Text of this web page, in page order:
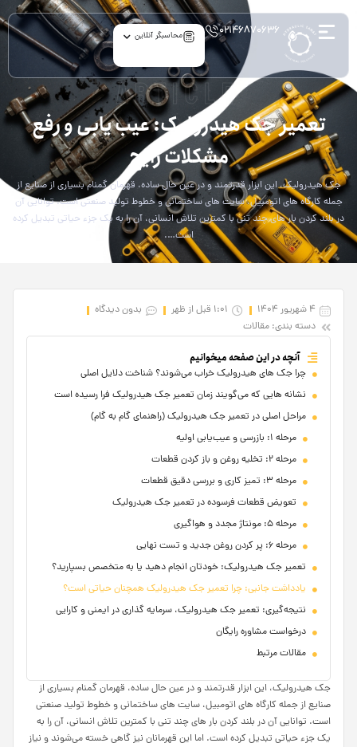
۰۲۱۴۶۸۷۰۶۳۶ محاسبگر آنلاین
article
تعمیر جک هیدرولیک: عیب‌ یابی و رفع
مشکلات رایج
جک هیدرولیک، این ابزار قدرتمند و در عین حال ساده، قهرمان گمنام بسیاری از صنایع از
جمله کارگاه‌ های اتومبیل، سایت‌ های ساختمانی و خطوط تولید صنعتی است. توانایی آن
در بلند کردن بار های چند تنی با کمترین تلاش انسانی، آن را به یک جزء حیاتی تبدیل کرده
است….
4 شهریور 1404 1:01 قبل از ظهر
بدون دیدگاه
دسته بندی: مقالات
آنچه در این صفحه میخوانیم
چرا جک‌ های هیدرولیک خراب می‌شوند؟ شناخت دلایل اصلی
نشانه‌ هایی که می‌گویند زمان تعمیر جک هیدرولیک فرا رسیده است
مراحل اصلی در تعمیر جک هیدرولیک (راهنمای گام به گام)
مرحله ۱: بازرسی و عیب‌یابی اولیه
مرحله ۲: تخلیه روغن و باز کردن قطعات
مرحله ۳: تمیز کاری و بررسی دقیق قطعات
تعویض قطعات فرسوده در تعمیر جک هیدرولیک
مرحله ۵: مونتاژ مجدد و هواگیری
مرحله ۶: پر کردن روغن جدید و تست نهایی
تعمیر جک هیدرولیک: خودتان انجام دهید یا به متخصص بسپارید؟
یادداشت جانبی: چرا تعمیر جک هیدرولیک همچنان حیاتی است؟
نتیجه‌گیری: تعمیر جک هیدرولیک، سرمایه‌ گذاری در ایمنی و کارایی
درخواست مشاوره رایگان
مقالات مرتبط
جک هیدرولیک، این ابزار قدرتمند و در عین حال ساده، قهرمان گمنام بسیاری از
صنایع از جمله کارگاه‌ های اتومبیل، سایت‌ های ساختمانی و خطوط تولید صنعتی
است. توانایی آن در بلند کردن بار های چند تنی با کمترین تلاش انسانی، آن را به
یک جزء حیاتی تبدیل کرده است. اما این قهرمانان نیز گاهی خسته می‌شوند و نیاز